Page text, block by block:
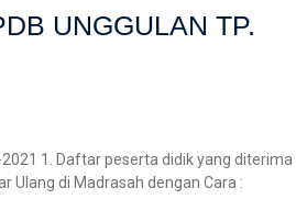
UNGGULAN TP.
2021 1. Daftar peserta didik yang diterima
Ulang di Madrasah dengan Cara :